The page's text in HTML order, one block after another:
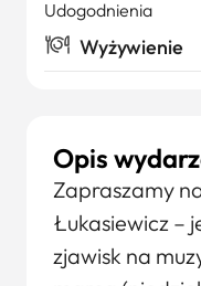
Opis
Zapraszamy
Łukasiewicz –
zjawisk na
Udogodnienia
Wyżywienie